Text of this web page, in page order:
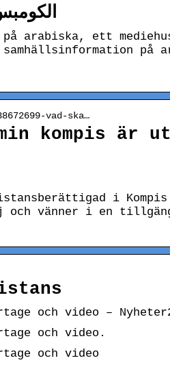
arabiska, ett
på
vad-ska…
kompis är
i
och vänner i en
och video –
och video.
och video